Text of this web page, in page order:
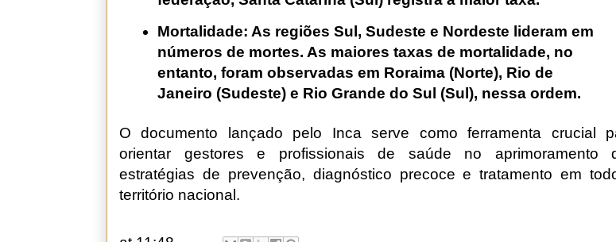
Mortalidade: As regiões Sul, Sudeste e Nordeste lideram em
números de mortes. As maiores taxas de mortalidade, no
entanto, foram observadas em Roraima (Norte), Rio de
Janeiro (Sudeste) e Rio Grande do Sul (Sul), nessa ordem.
O documento lançado pelo Inca serve como ferramenta crucial
orientar gestores e profissionais de saúde no aprimoramento
estratégias de prevenção, diagnóstico precoce e tratamento em
território nacional.